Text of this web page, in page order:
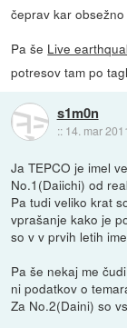
čeprav kar
Pa še Live
potresov tam po
s1m0n
:: 14. mar
Ja TEPCO je imel
No.1(Daiichi) od
Pa tudi veliko krat
vprašanje kako je
so v v prvih letih
Pa še nekaj me
ni podatkov o
Za No.2(Daini) so